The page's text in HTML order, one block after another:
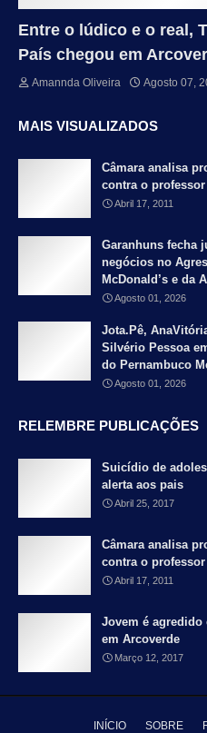
Entre o lúdico e o real,
País chegou em
Amannda Oliveira Agosto 07,
MAIS VISUALIZADOS
Câmara analisa
contra o professor
Abril 17, 2011
Garanhuns fecha
negócios no
McDonald’s e da
Agosto 01, 2026
Jota.Pê,
Silvério Pessoa
do Pernambuco
Agosto 01, 2026
RELEMBRE PUBLICAÇÕES
Suicídio de
alerta aos pais
Abril 25, 2017
Câmara analisa
contra o professor
Abril 17, 2011
Jovem é
em Arcoverde
Março 12, 2017
INÍCIO SOBRE